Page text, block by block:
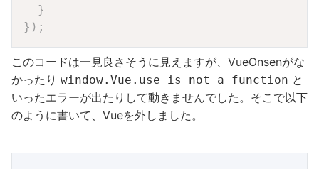
}
} ) ;
このコードは一見良さそうに見えますが、VueOnsenがな
かったり window.Vue.use is not a function と
いったエラーが出たりして動きませんでした。そこで以下
のように書いて、Vueを外しました。